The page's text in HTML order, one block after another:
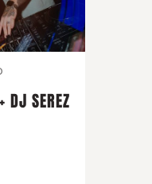
DJ SEREZ